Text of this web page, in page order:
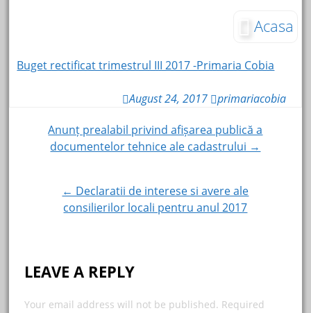
Acasa
Buget rectificat trimestrul III 2017 -Primaria Cobia
August 24, 2017 primariacobia
PostAnunț prealabil privind afișarea publică a
documentelor tehnice ale cadastrului →
← Declaratii de interese si avere ale
consilierilor locali pentru anul 2017
LEAVE A REPLY
Your email address will not be published. Required